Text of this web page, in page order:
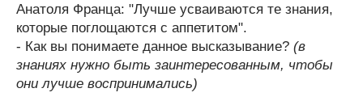
Анатоля Франца: "Лучше усваиваются те знания,
которые поглощаются с аппетитом".
- Как вы понимаете данное высказывание? (в
знаниях нужно быть заинтересованным, чтобы
они лучше воспринимались)